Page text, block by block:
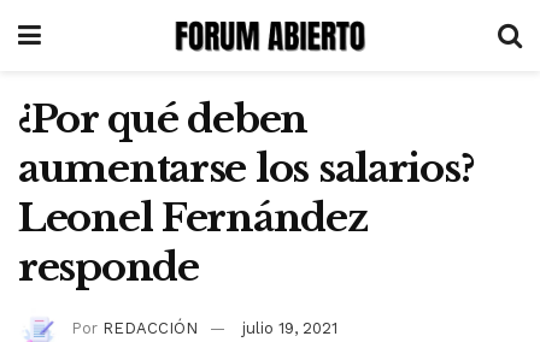
¿Por qué deben
aumentarse los salarios?
Leonel Fernández
responde
Por REDACCIÓN julio 19, 2021